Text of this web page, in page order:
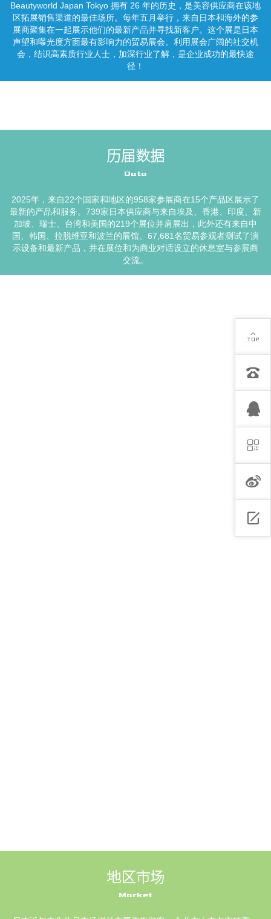
Beautyworld Japan Tokyo 拥有 26 年的历史，是美容供应商在该地
区拓展销售渠道的最佳场所。每年五月举行，来自日本和海外的参
展商聚集在一起展示他们的最新产品并寻找新客户。这个展是日本
声望和曝光度方面最有影响力的贸易展会。利用展会广阔的社交机
会，结识高素质行业人士，加深行业了解，是企业成功的最快途
径！
历届数据
Data
2025年，来自22个国家和地区的958家参展商在15个产品区展示了
最新的产品和服务。739家日本供应商与来自埃及、香港、印度、新
加坡、瑞士、台湾和美国的219个展位并肩展出，此外还有来自中
国、韩国、拉脱维亚和波兰的展馆。67,681名贸易参观者测试了演
示设备和最新产品，并在展位和为商业对话设立的休息室与参展商
交流。
地区市场
Market